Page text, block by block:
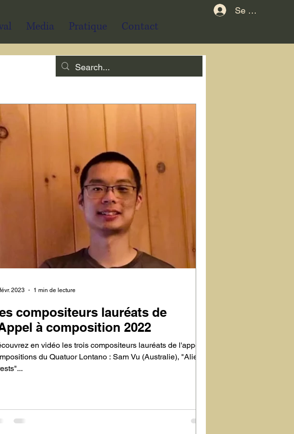
Se connecter
Media Pratique Contact
compositeurs lauréats de
à composition 2022
en vidéo les trois compositeurs lauréats de l'appel à
du Quatuor Lontano : Sam Vu (Australie), "Alien
2023 1 min de lecture